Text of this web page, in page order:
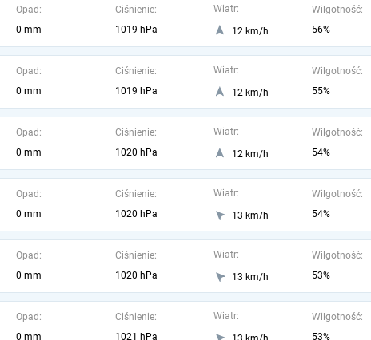
Opad:
0 mm
Ciśnienie:
1019 hPa
Wiatr:
12 km/h
Wilgotność:
56%
Opad:
0 mm
Ciśnienie:
1019 hPa
Wiatr:
12 km/h
Wilgotność:
55%
Opad:
0 mm
Ciśnienie:
1020 hPa
Wiatr:
12 km/h
Wilgotność:
54%
Opad:
0 mm
Ciśnienie:
1020 hPa
Wiatr:
13 km/h
Wilgotność:
54%
Opad:
0 mm
Ciśnienie:
1020 hPa
Wiatr:
13 km/h
Wilgotność:
53%
Opad:
0 mm
Ciśnienie:
1021 hPa
Wiatr:
Wilgotność:
53%